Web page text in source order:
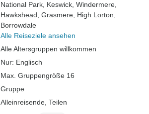
National Park , Keswick , Windermere
Hawkshead , Grasmere , High Lorton
Borrowdale
Alle Reiseziele ansehen
Alle Altersgruppen willkommen
Nur: Englisch
Max. Gruppengröße 16
Gruppe
Alleinreisende, Teilen